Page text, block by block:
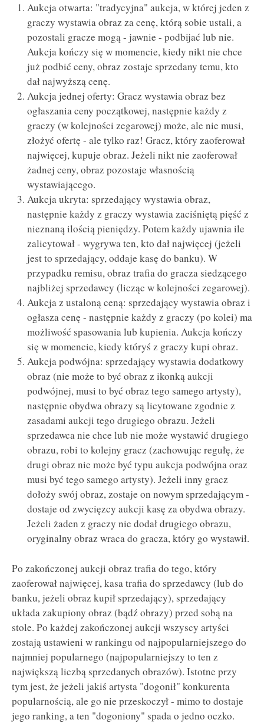
Aukcja otwarta: "tradycyjna" aukcja, w której jeden z
graczy wystawia obraz za cenę, którą sobie ustali, a
pozostali gracze mogą - jawnie - podbijać lub nie.
Aukcja kończy się w momencie, kiedy nikt nie chce
już podbić ceny, obraz zostaje sprzedany temu, kto
dał najwyższą cenę.
Aukcja jednej oferty: Gracz wystawia obraz bez
ogłaszania ceny początkowej, następnie każdy z
graczy (w kolejności zegarowej) może, ale nie musi,
złożyć ofertę - ale tylko raz! Gracz, który zaoferował
najwięcej, kupuje obraz. Jeżeli nikt nie zaoferował
żadnej ceny, obraz pozostaje własnością
wystawiającego.
Aukcja ukryta: sprzedający wystawia obraz,
następnie każdy z graczy wystawia zaciśniętą pięść z
nieznaną ilością pieniędzy. Potem każdy ujawnia ile
zalicytował - wygrywa ten, kto dał najwięcej (jeżeli
jest to sprzedający, oddaje kasę do banku). W
przypadku remisu, obraz trafia do gracza siedzącego
najbliżej sprzedawcy (licząc w kolejności zegarowej).
Aukcja z ustaloną ceną: sprzedający wystawia obraz i
ogłasza cenę - następnie każdy z graczy (po kolei) ma
możliwość spasowania lub kupienia. Aukcja kończy
się w momencie, kiedy któryś z graczy kupi obraz.
Aukcja podwójna: sprzedający wystawia dodatkowy
obraz (nie może to być obraz z ikonką aukcji
podwójnej, musi to być obraz tego samego artysty),
następnie obydwa obrazy są licytowane zgodnie z
zasadami aukcji tego drugiego obrazu. Jeżeli
sprzedawca nie chce lub nie może wystawić drugiego
obrazu, robi to kolejny gracz (zachowując regułę, że
drugi obraz nie może być typu aukcja podwójna oraz
musi być tego samego artysty). Jeżeli inny gracz
dołoży swój obraz, zostaje on nowym sprzedającym -
dostaje od zwycięzcy aukcji kasę za obydwa obrazy.
Jeżeli żaden z graczy nie dodał drugiego obrazu,
oryginalny obraz wraca do gracza, który go wystawił.
Po zakończonej aukcji obraz trafia do tego, który
zaoferował najwięcej, kasa trafia do sprzedawcy (lub do
banku, jeżeli obraz kupił sprzedający), sprzedający
układa zakupiony obraz (bądź obrazy) przed sobą na
stole. Po każdej zakończonej aukcji wszyscy artyści
zostają ustawieni w rankingu od najpopularniejszego do
najmniej popularnego (najpopularniejszy to ten z
największą liczbą sprzedanych obrazów). Istotne przy
tym jest, że jeżeli jakiś artysta "dogonił" konkurenta
popularnością, ale go nie przeskoczył - mimo to dostaje
jego ranking, a ten "dogoniony" spada o jedno oczko.